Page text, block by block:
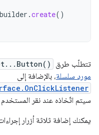
builder .create()
تتطلّب طرق
مورد سلسلة، بالإضافة إلى
سيتم اتّخاذه عند نقر المستخدم
يمكنك إضافة ثلاثة أزرار